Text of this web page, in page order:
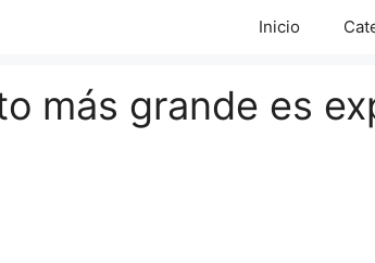
Inicio
más grande es